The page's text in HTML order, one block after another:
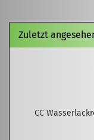
Zuletzt
CC